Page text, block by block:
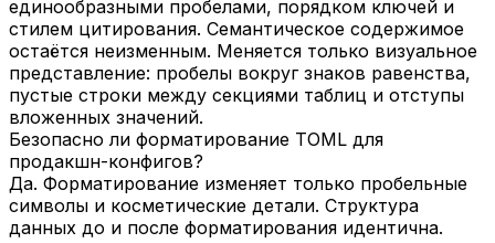
единообразными пробелами, порядком ключей и
стилем цитирования. Семантическое содержимое
остаётся неизменным. Меняется только визуальное
представление: пробелы вокруг знаков равенства,
пустые строки между секциями таблиц и отступы
вложенных значений.
Безопасно ли форматирование TOML для
продакшн-конфигов?
Да. Форматирование изменяет только пробельные
символы и косметические детали. Структура
данных до и после форматирования идентична.